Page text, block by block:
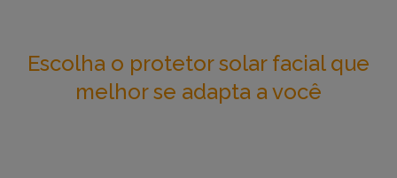
Escolha o protetor solar facial que
melhor se adapta a você